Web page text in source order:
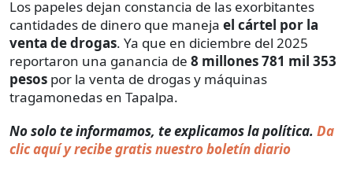
Los papeles dejan constancia de las exorbitantes
cantidades de dinero que maneja el cártel por la
venta de drogas. Ya que en diciembre del 2025
reportaron una ganancia de 8 millones 781 mil 353
pesos por la venta de drogas y máquinas
tragamonedas en Tapalpa.
No solo te informamos, te explicamos la política. Da
clic aquí y recibe gratis nuestro boletín diario